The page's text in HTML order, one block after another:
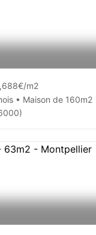
m2
• Maison de 160m2